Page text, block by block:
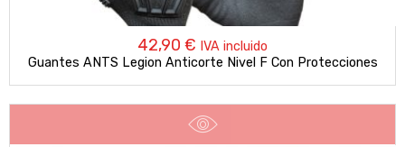
42,90 € IVA incluido
Guantes ANTS Legion Anticorte Nivel F Con Protecciones